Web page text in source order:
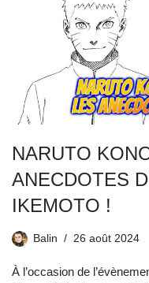
NARUTO
ANECDOTES
IKEMOTO !
Balin 26 août 2024
À l’occasion de